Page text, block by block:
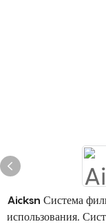
Aicksn Система
использования.